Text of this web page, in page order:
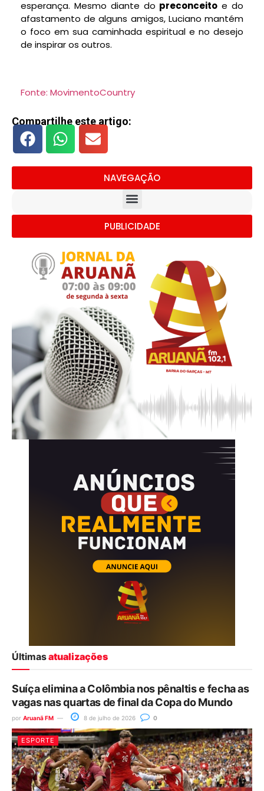
esperança. Mesmo diante do preconceito e do
afastamento de alguns amigos, Luciano mantém
o foco em sua caminhada espiritual e no desejo
de inspirar os outros.
Fonte: MovimentoCountry
Compartilhe este artigo:
NAVEGAÇÃO
PUBLICIDADE
Últimasatualizações
Suíça elimina a Colômbia nos pênaltis e fecha as
vagas nas quartas de final da Copa do Mundo
por Aruanã FM 8 de julho de 2026 0
ESPORTE